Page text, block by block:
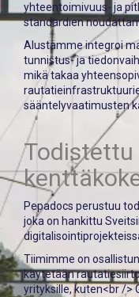
yhteentoimivuus- ja
standardien
Alustamme integroi
tunnistus- ja
mikä takaa
sääntelyvaatimusten
Pepadocs perustuu
joka on hankittu
Tiimimme on
käytetään
yrityksille, kuten<br />